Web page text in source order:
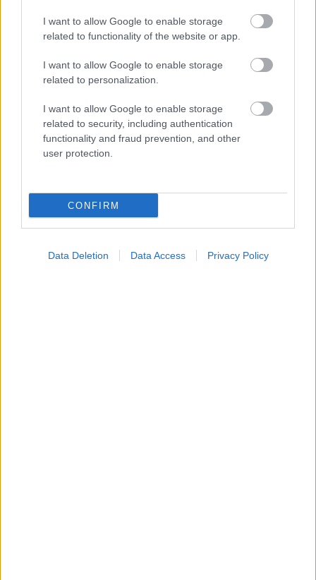
I want to allow Google to enable storage
related to functionality of the website or app.
I want to allow Google to enable storage
related to personalization.
I want to allow Google to enable storage
related to security, including authentication
functionality and fraud prevention, and other
user protection.
CONFIRM
Data Deletion Data Access Privacy Policy
Σε Λαμία και Καρδίτσα ο Άδ. Γεωργιάδης για την
παραλαβή 7 ασθενοφόρων του ΕΚΑΒ και τα εγκαίνια
του ΚΥ Σοφάδων